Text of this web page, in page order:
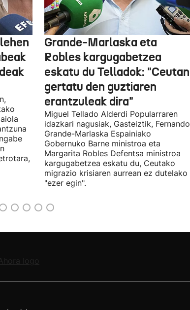
Grande-Marlaska eta
Robles kargugabetzea
eskatu du Telladok: "Ceutan
gertatu den guztiaren
erantzuleak dira"
Miguel Tellado Alderdi Popularraren
idazkari nagusiak, Gasteiztik, Fernando
Grande-Marlaska Espainiako
Gobernuko Barne ministroa eta
Margarita Robles Defentsa ministroa
kargugabetzea eskatu du, Ceutako
migrazio krisiaren aurrean ez dutelako
"ezer egin".